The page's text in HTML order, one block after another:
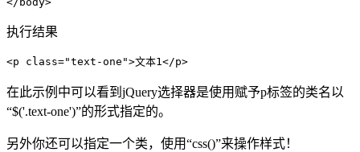
执行结果
<p class="text-one">文本1</p>
在此示例中可以看到jQuery选择器是使用赋予p标签的类名以
“$('.text-one')”的形式指定的。
另外你还可以指定一个类，使用“css()”来操作样式！